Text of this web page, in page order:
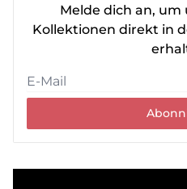
Melde dich an, um
Kollektionen direkt in